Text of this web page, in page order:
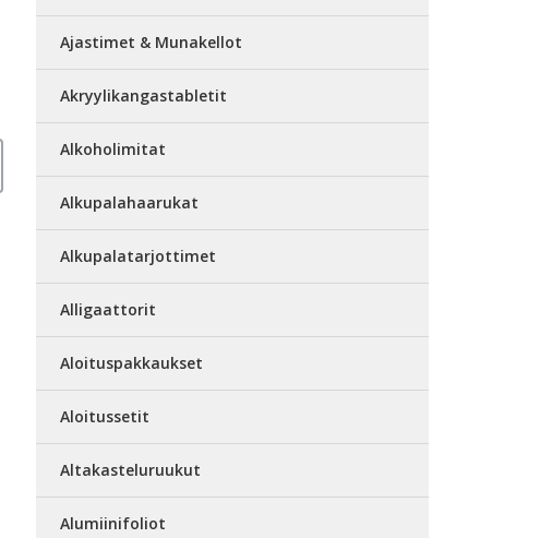
Ajastimet & Munakellot
Akryylikangastabletit
Alkoholimitat
Alkupalahaarukat
Alkupalatarjottimet
Alligaattorit
Aloituspakkaukset
Aloitussetit
Altakasteluruukut
Alumiinifoliot